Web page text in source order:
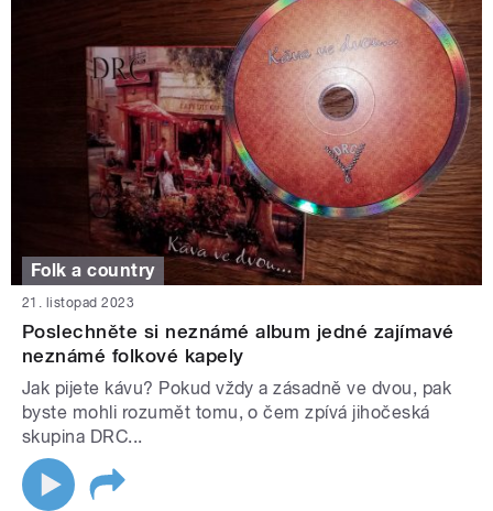
Folk a country
21. listopad 2023
Poslechněte si neznámé album jedné zajímavé
neznámé folkové kapely
Jak pijete kávu? Pokud vždy a zásadně ve dvou, pak
byste mohli rozumět tomu, o čem zpívá jihočeská
skupina DRC...